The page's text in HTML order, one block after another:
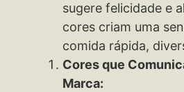
sugere felicidade e
cores criam uma
comida rápida,
Cores que
Marca: